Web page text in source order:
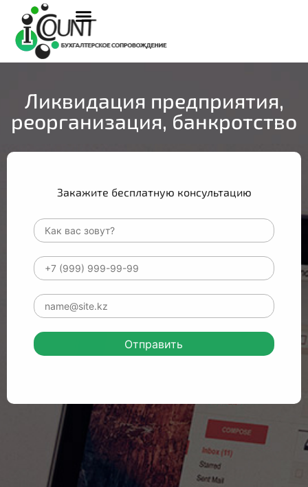
Ликвидация предприятия,
реорганизация, банкротство
Закажите бесплатную консультацию